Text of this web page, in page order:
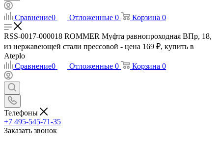
Сравнение0 Отложенные 0 Корзина 0
RSS-0017-000018 ROMMER Муфта равнопроходная ВПр, 18,
из нержавеющей стали прессовой - цена 169 ₽, купить в
Ateplo
Сравнение0 Отложенные 0 Корзина 0
Телефоны
+7 495-545-71-35
Заказать звонок